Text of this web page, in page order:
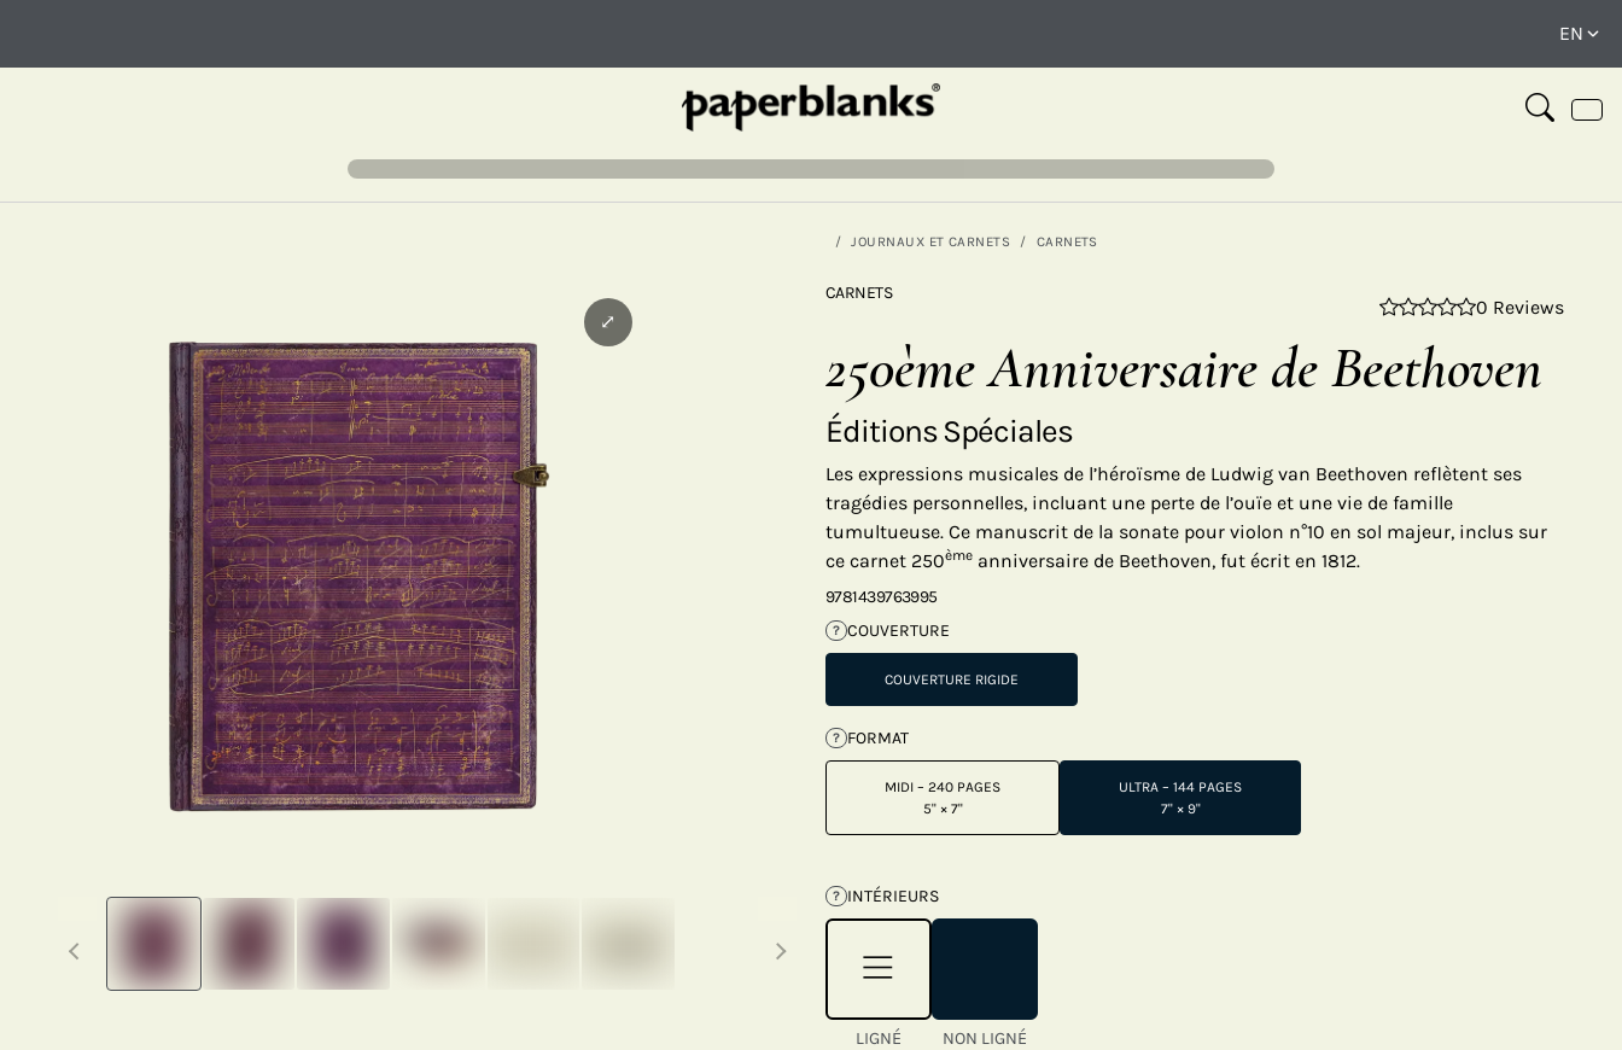
JOURNAUX ET CARNETS CARNETS
Previous thumbnails Next thumbnails
⤢
CARNETS
0 Reviews
250ème Anniversaire de Beethoven
Éditions Spéciales
Les expressions musicales de l’héroïsme de Ludwig van Beethoven reflètent ses
tragédies personnelles, incluant une perte de l’ouïe et une vie de famille
tumultueuse. Ce manuscrit de la sonate pour violon n°10 en sol majeur, inclus sur
ce carnet 250ème anniversaire de Beethoven, fut écrit en 1812.
9781439763995
? COUVERTURE
COUVERTURE RIGIDE
? FORMAT
MIDI – 240 PAGES
5" × 7"
ULTRA – 144 PAGES
7" × 9"
? INTÉRIEURS
LIGNÉ NON LIGNÉ